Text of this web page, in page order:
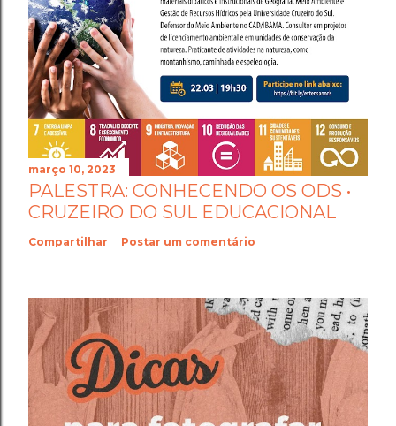
março 10, 2023
PALESTRA: CONHECENDO OS ODS •
CRUZEIRO DO SUL EDUCACIONAL
Compartilhar Postar um comentário